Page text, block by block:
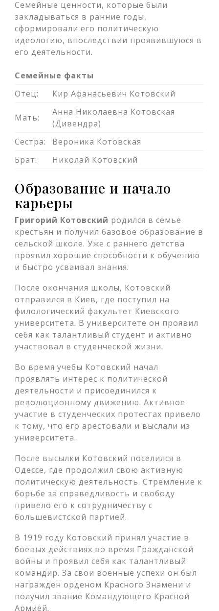
Семейные ценности, которые были
закладываться в ранние годы,
сформировали его политическую
идеологию, впоследствии проявившуюся в
его деятельности.
Семейные факты
Отец:
Кир Афанасьевич Котовский
Мать:
Анна Николаевна Котовская
(Дивендра)
Сестра:
Вероника Котовская
Брат:
Николай Котовский
Образование и начало
карьеры
Григорий Котовский родился в семье
крестьян и получил базовое образование в
сельской школе. Уже с раннего детства
проявил хорошие способности к обучению
и быстро усваивал знания.
После окончания школы, Котовский
отправился в Киев, где поступил на
филологический факультет Киевского
университета. В университете он проявил
себя как талантливый студент и активно
участвовал в студенческой жизни.
Во время учебы Котовский начал
проявлять интерес к политической
деятельности и присоединился к
революционному движению. Активное
участие в студенческих протестах привело
к тому, что его арестовали и выслали из
университета.
После высылки Котовский поселился в
Одессе, где продолжил свою активную
политическую деятельность. Стремление к
борьбе за справедливость и свободу
привело его к сотрудничеству с
большевистской партией.
В 1919 году Котовский принял участие в
боевых действиях во время Гражданской
войны и проявил себя как талантливый
командир. За свои военные успехи он был
награжден орденом Красного Знамени и
получил звание Командующего Красной
Армией.